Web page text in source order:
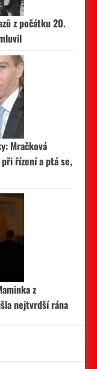
z počátku 20.
Mračková
řízení a ptá se,
z
nejtvrdší rána